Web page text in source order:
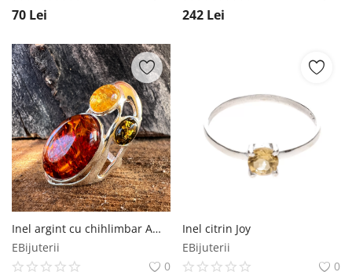
70 Lei 242 Lei
Inel argint cu chihlimbar Amber5
EBijuterii
0
Inel citrin Joy
EBijuterii
0